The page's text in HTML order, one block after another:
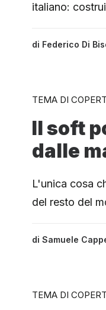
italiano:
di Federico Di
TEMA DI
Il soft
dalle
L'unica cosa
del resto del
di Samuele
TEMA DI